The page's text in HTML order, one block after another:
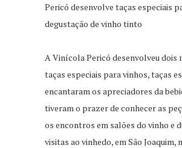
Pericó desenvolve taças especiais
degustação de vinho tinto
A Vinícola Pericó desenvolveu dois
taças especiais para vinhos, taças
encantaram os apreciadores da
tiveram o prazer de conhecer as
os encontros em salões do vinho e
visitas ao vinhedo, em São Joaquim,